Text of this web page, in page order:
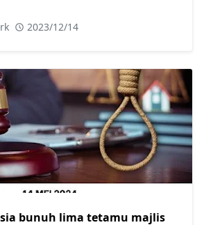
2023/12/14
bunuh lima tetamu majlis